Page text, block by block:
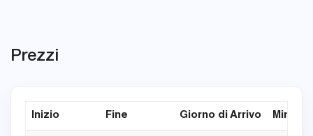
Prezzi
Inizio Fine Giorno di Arrivo Min.